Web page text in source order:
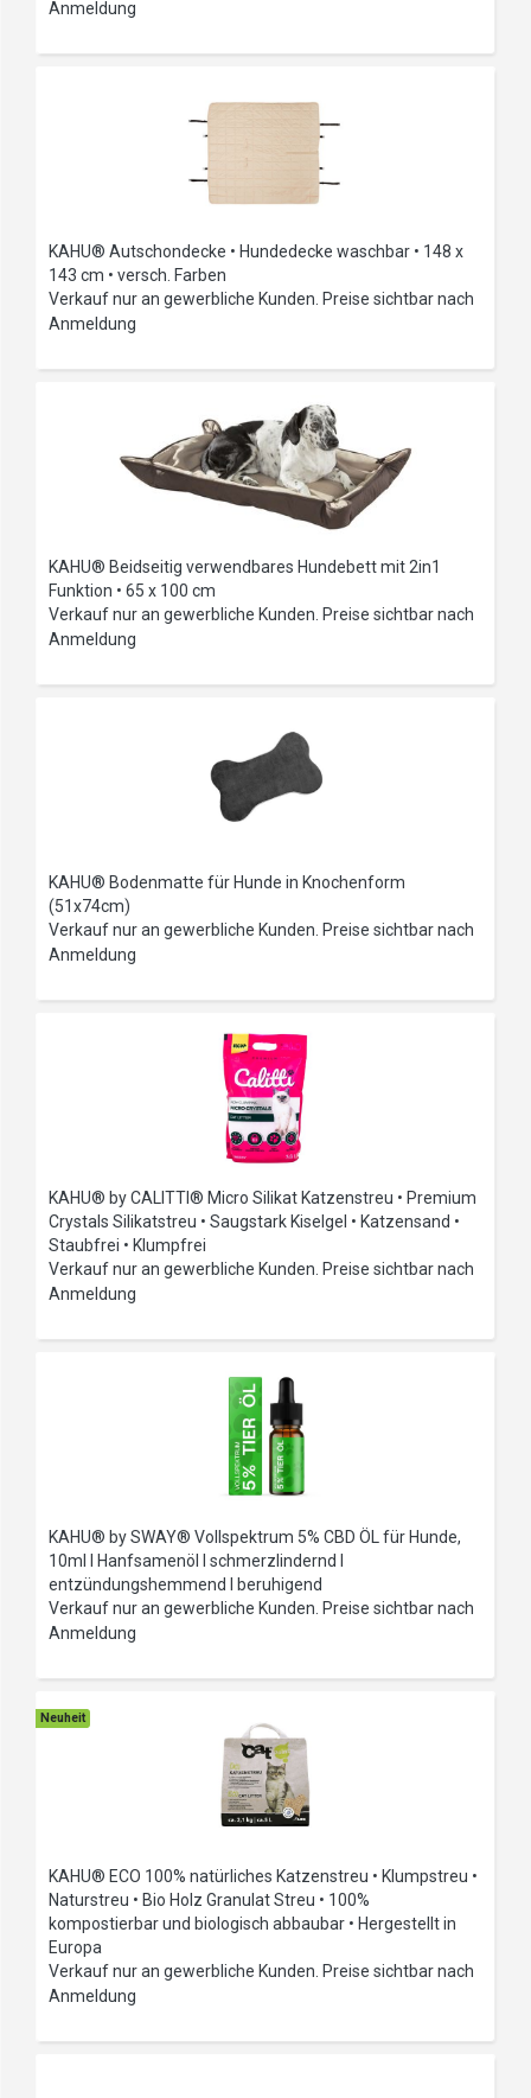
Anmeldung
KAHU® Autschondecke • Hundedecke waschbar • 148 x
143 cm • versch. Farben
Verkauf nur an gewerbliche Kunden. Preise sichtbar nach
Anmeldung
KAHU® Beidseitig verwendbares Hundebett mit 2in1
Funktion • 65 x 100 cm
Verkauf nur an gewerbliche Kunden. Preise sichtbar nach
Anmeldung
KAHU® Bodenmatte für Hunde in Knochenform
(51x74cm)
Verkauf nur an gewerbliche Kunden. Preise sichtbar nach
Anmeldung
KAHU® by CALITTI® Micro Silikat Katzenstreu • Premium
Crystals Silikatstreu • Saugstark Kiselgel • Katzensand •
Staubfrei • Klumpfrei
Verkauf nur an gewerbliche Kunden. Preise sichtbar nach
Anmeldung
KAHU® by SWAY® Vollspektrum 5% CBD ÖL für Hunde,
10ml I Hanfsamenöl I schmerzlindernd I
entzündungshemmend I beruhigend
Verkauf nur an gewerbliche Kunden. Preise sichtbar nach
Anmeldung
Neuheit
KAHU® ECO 100% natürliches Katzenstreu • Klumpstreu •
Naturstreu • Bio Holz Granulat Streu • 100%
kompostierbar und biologisch abbaubar • Hergestellt in
Europa
Verkauf nur an gewerbliche Kunden. Preise sichtbar nach
Anmeldung